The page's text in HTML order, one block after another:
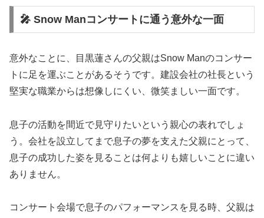
🎤 Snow Manコンサートに通う意外な一面
意外なことに、目黒蓮さんの父親はSnow Manのコンサー
トに足を運ぶことがあるそうです。建設会社の社長という
堅実な職業からは想像しにくい、微笑ましい一面です。
息子の活動を間近で見守りたいという親心の表れでしょ
う。会社を設立してまで息子の夢を支えた父親にとって、
息子の成功した姿を見ることは何よりも嬉しいことに違い
ありません。
コンサート会場で息子のパフォーマンスを見る時、父親は